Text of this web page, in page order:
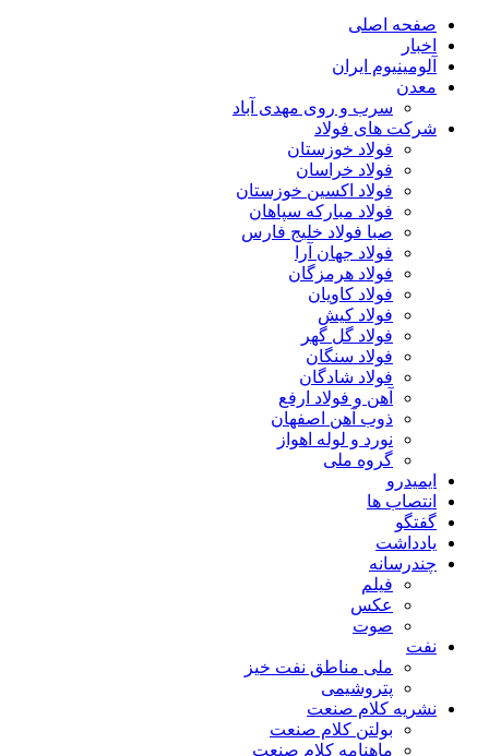
صفحه اصلی
اخبار
آلومینیوم ایران
معدن
سرب و روی مهدی آباد
شرکت های فولاد
فولاد خوزستان
فولاد خراسان
فولاد اکسین خوزستان
فولاد مبارکه سپاهان
صبا فولاد خلیج فارس
فولاد جهان آرا
فولاد هرمزگان
فولاد کاویان
فولاد کیش
فولاد گل گهر
فولاد سنگان
فولاد شادگان
آهن و فولاد ارفع
ذوب آهن اصفهان
نورد و لوله اهواز
گروه ملی
ایمیدرو
انتصاب ها
گفتگو
یادداشت
چندرسانه
فیلم
عکس
صوت
نفت
ملی مناطق نفت خیز
پتروشیمی
نشریه کلام صنعت
بولتن کلام صنعت
ماهنامه کلام صنعت